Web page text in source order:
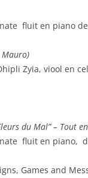
fluit en piano
Zyia, viool en
du Mal” – Tout
fluit en piano,
Games and